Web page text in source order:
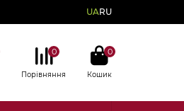
UARU
0
Порівняння
0
Кошик